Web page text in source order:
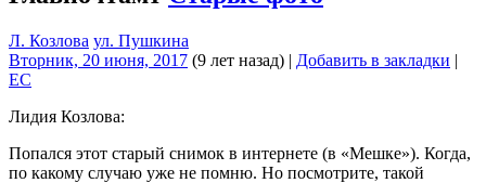
Л. Козлова ул. Пушкина
Вторник, 20 июня, 2017 (9 лет назад) | Добавить в закладки |
EC
Лидия Козлова:
Попался этот старый снимок в интернете (в «Мешке»). Когда,
по какому случаю уже не помню. Но посмотрите, такой